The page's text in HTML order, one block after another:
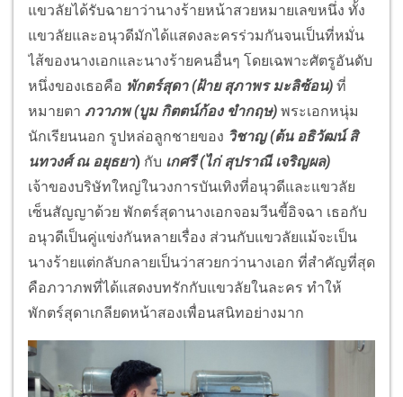
แขวลัยได้รับฉายาว่านางร้ายหน้าสวยหมายเลขหนึ่ง ทั้ง
แขวลัยและอนุวดีมักได้แสดงละครร่วมกันจนเป็นที่หมั่น
ไส้ของนางเอกและนางร้ายคนอื่นๆ โดยเฉพาะศัตรูอันดับ
หนึ่งของเธอคือ พักตร์สุดา (ฝ้าย สุภาพร มะลิซ้อน) ที่
หมายตา ภวาภพ(บูม กิตตน์ก้อง ขำกฤษ) พระเอกหนุ่ม
นักเรียนนอก รูปหล่อลูกชายของ วิชาญ(ต้น อธิวัฒน์ สิ
นทวงศ์ ณ อยุธยา) กับ เกศรี(ไก่ สุปราณี เจริญผล)
เจ้าของบริษัทใหญ่ในวงการบันเทิงที่อนุวดีและแขวลัย
เซ็นสัญญาด้วย พักตร์สุดานางเอกจอมวีนขี้อิจฉา เธอกับ
อนุวดีเป็นคู่แข่งกันหลายเรื่อง ส่วนกับแขวลัยแม้จะเป็น
นางร้ายแต่กลับกลายเป็นว่าสวยกว่านางเอก ที่สำคัญที่สุด
คือภวาภพที่ได้แสดงบทรักกับแขวลัยในละคร ทำให้
พักตร์สุดาเกลียดหน้าสองเพื่อนสนิทอย่างมาก